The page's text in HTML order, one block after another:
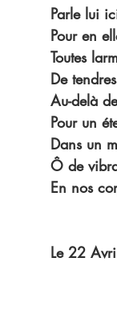
Parle lui
Pour en
Toutes
De
Au-delà
Pour un
Dans un
Ô de
En nos
Le 22